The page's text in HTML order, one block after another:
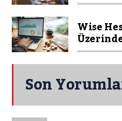
Wise
Son